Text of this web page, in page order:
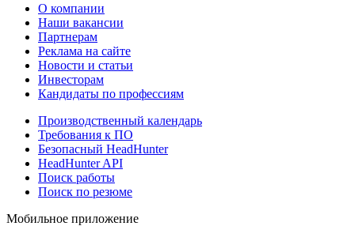
О компании
Наши вакансии
Партнерам
Реклама на сайте
Новости и статьи
Инвесторам
Кандидаты по профессиям
Производственный календарь
Требования к ПО
Безопасный HeadHunter
HeadHunter API
Поиск работы
Поиск по резюме
Мобильное приложение